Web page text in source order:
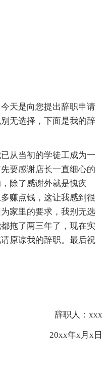
天是向您提出辞职申请
无选择，下面是我的辞
从当初的学徒工成为一
要感谢店长一直细心的
除了感谢外就是愧疚
赚点钱，这让我感到很
家里的要求，我别无选
拖了两三年了，现在实
原谅我的辞职。最后祝
辞职人：xxx
20xx年x月x日